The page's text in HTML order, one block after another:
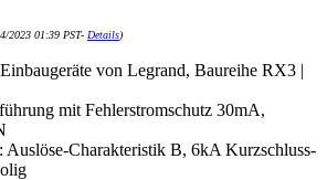
2023 01:39 PST- Details)
von Legrand, Baureihe RX3 |
mit Fehlerstromschutz 30mA,
Auslöse-Charakteristik B, 6kA Kurzschluss-